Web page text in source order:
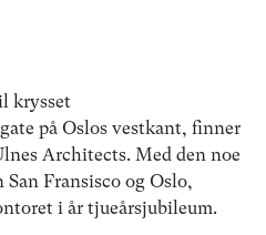
krysset
på Oslos vestkant, finner
Architects. Med den noe
Fransisco og Oslo,
i år tjueårsjubileum.